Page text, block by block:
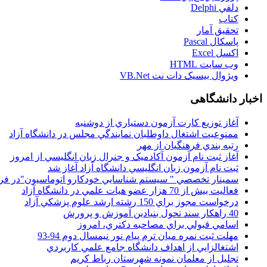
دلفي Delphi
کتاب
تحقيق آمار
پاسکال Pascal
اکسل Excel
وب سايت HTML
ويژوال بيسيک دات نت VB.Net
اخبار دانشگاهی
آغاز توزيع کارت آزمون دستياري از دوشنبه
ممنوعيت اشتغال داوطلبان نمايندگي مجلس در دانشگاه آزاد
رتبه بندي فرهنگيان از مهر
آغاز ثبت نام آزمون آکادميک و جنرال زبان انگليسي از امروز
ثبت نام آزمون زبان انگليسي دانشگاه آزاد آغاز شد
سمينار تخصصي " سيستم شناسايي خودکارو اتوماسيون"در
فعاليت بيش از 70 هزار عضو هيات علمي در دانشگاه آزاد
درخواست مجوز براي 150 رشته ارشد علوم پزشکي آزاد
40 راهکار سند تحول بنيادين آموزش و پرورش
اسامي قبولي براي مصاحبه دکتري، امروز
مهلت ثبت نمره میان ترم پیام نور نیمسال دوم 94-93
اشتغالزايي از اهداف دانشگاه جامع علمي کاربردي
تجليل از معلمان نمونه شهرستان رباط کريم